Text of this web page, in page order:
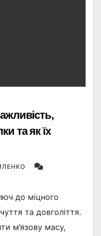
та як їх
до міцного
та довголіття.
м’язову масу,